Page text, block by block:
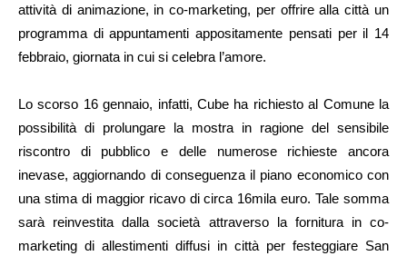
attività di animazione, in co-marketing, per offrire alla città un
programma di appuntamenti appositamente pensati per il 14
febbraio, giornata in cui si celebra l’amore.
Lo scorso 16 gennaio, infatti, Cube ha richiesto al Comune la
possibilità di prolungare la mostra in ragione del sensibile
riscontro di pubblico e delle numerose richieste ancora
inevase, aggiornando di conseguenza il piano economico con
una stima di maggior ricavo di circa 16mila euro. Tale somma
sarà reinvestita dalla società attraverso la fornitura in co-
marketing di allestimenti diffusi in città per festeggiare San